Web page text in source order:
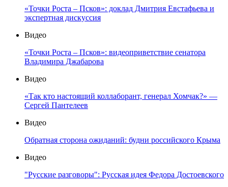
«Точки Роста – Псков»: доклад Дмитрия Евстафьева и
экспертная дискуссия
Видео
«Точки Роста – Псков»: видеоприветствие сенатора
Владимира Джабарова
Видео
«Так кто настоящий коллаборант, генерал Хомчак?» —
Сергей Пантелеев
Видео
Обратная сторона ожиданий: будни российского Крыма
Видео
"Русские разговоры": Русская идея Федора Достоевского